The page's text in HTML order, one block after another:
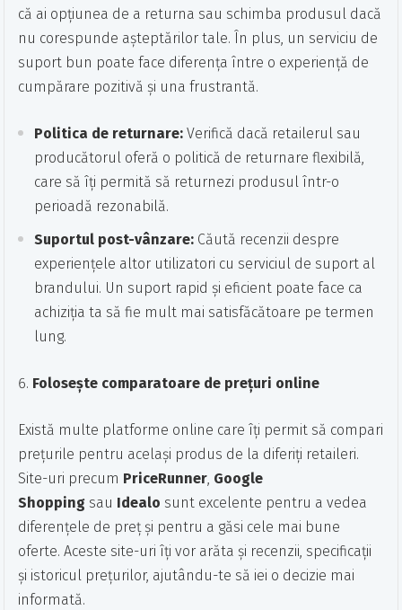
că ai opțiunea de a returna sau schimba produsul dacă
nu corespunde așteptărilor tale. În plus, un serviciu de
suport bun poate face diferența între o experiență de
cumpărare pozitivă și una frustrantă.
Politica de returnare: Verifică dacă retailerul sau
producătorul oferă o politică de returnare flexibilă,
care să îți permită să returnezi produsul într-o
perioadă rezonabilă.
Suportul post-vânzare: Căută recenzii despre
experiențele altor utilizatori cu serviciul de suport al
brandului. Un suport rapid și eficient poate face ca
achiziția ta să fie mult mai satisfăcătoare pe termen
lung.
Folosește comparatoare de prețuri online
Există multe platforme online care îți permit să compari
prețurile pentru același produs de la diferiți retaileri.
Site-uri precum PriceRunner, Google
Shopping sau Idealo sunt excelente pentru a vedea
diferențele de preț și pentru a găsi cele mai bune
oferte. Aceste site-uri îți vor arăta și recenzii, specificații
și istoricul prețurilor, ajutându-te să iei o decizie mai
informată.